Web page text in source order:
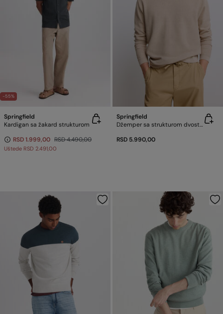
-55%
Springfield
Kardigan sa žakard strukturom
RSD 1.999,00 RSD 4.490,00
Uštede RSD 2.491,00
Springfield
Džemper sa strukturom dvostrukog efekta
RSD 5.990,00